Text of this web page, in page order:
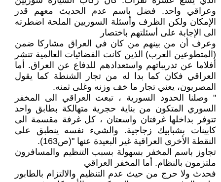
وعراقي واحد. فضل باسم عدم الحديث معهم قدر
الإمكان ولكن الظرف وأسئلة السوريين الملحة اضطرته
الى الإجابة على أسئلتهم باختصار
وعرف أن من بينهم من كان في العراق مشاركا ضمن
(المتطوعين العرب) الذين كانت الفضائيات العالمية تنشر
أفلاما عن تدريباتهم واستعدادهم للدفاع عن العراق. أما
العراقي فكان كما بدا له من تجار الشنطة كما يقول
المصريون، يعني تجار ما خف وزنه وغلى ثمنه.
" وصلنا الحدود السورية ، تبعت العراقي الى المخفر
السوري المتكون من بناية حجرية متهالكة بطابق واحد
تتوفر بداخلها غرفتان واسعتان ، كل غرفة مقسمة الى
كابينات بشبابيك زجاجية. والشيء نفسه ينطبق على
النقطة الأخرى العراقية غير البعيدة عنها "(ص163).
تجاوز باسم المخفر بسهولة بسبب التنظيم والمسافرون
ملتزمون بالنظام. أما المخفر العراقي
فحدث ولا حرج من حيث عدم التنظيم والالتزام بالطابور